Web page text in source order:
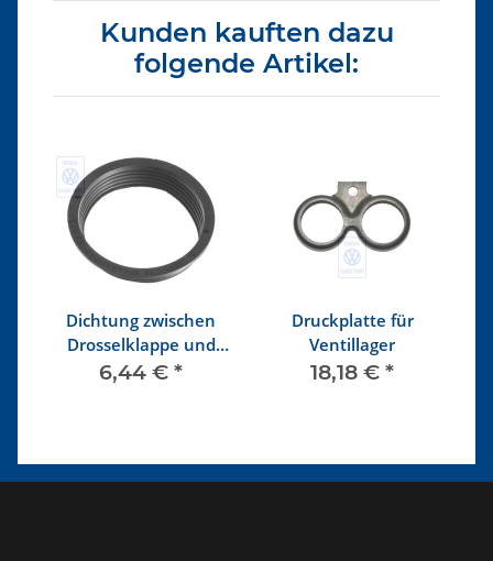
Kunden kauften dazu
folgende Artikel:
Dichtung zwischen
Drosselklappe und
Ansaugverteiler
6,44 € *
Druckplatte für
Ventillager
18,18 € *